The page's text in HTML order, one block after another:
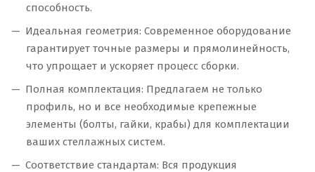
способность.
Идеальная геометрия: Современное оборудование
гарантирует точные размеры и прямолинейность,
что упрощает и ускоряет процесс сборки.
Полная комплектация: Предлагаем не только
профиль, но и все необходимые крепежные
элементы (болты, гайки, крабы) для комплектации
ваших стеллажных систем.
Соответствие стандартам: Вся продукция